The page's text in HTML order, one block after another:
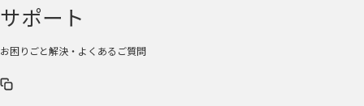
サポート
お困りごと解決・よくあるご質問